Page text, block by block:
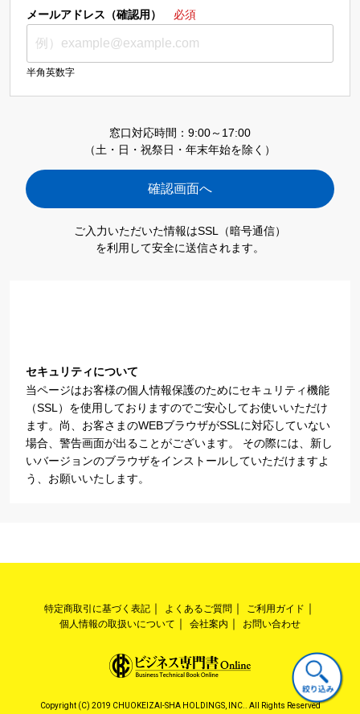
メールアドレス（確認用） 必須
半角英数字
窓口対応時間：9:00～17:00
（土・日・祝祭日・年末年始を除く）
ご入力いただいた情報はSSL（暗号通信）
を利用して安全に送信されます。
セキュリティについて
当ページはお客様の個人情報保護のためにセキュリティ機能
（SSL）を使用しておりますのでご安心してお使いいただけ
ます。尚、お客さまのWEBブラウザがSSLに対応していない
場合、警告画面が出ることがございます。 その際には、新し
いバージョンのブラウザをインストールしていただけますよ
う、お願いいたします。
特定商取引に基づく表記 よくあるご質問
ご利用ガイド
個人情報の取扱いについて
会社案内 お問い合わせ
Copyright (C) 2019 CHUOKEIZAI-SHA HOLDINGS, INC.. All Rights Reserved